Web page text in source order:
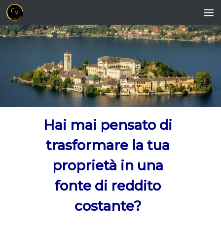
Salta al contenuto
Hai mai pensato di
trasformare la tua
proprietà in una
fonte di reddito
costante?